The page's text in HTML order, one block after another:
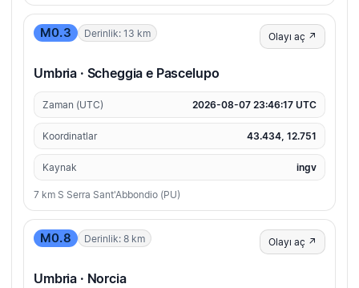
M0.3 Derinlik: 13 km Olayı aç ↗
Umbria · Scheggia e Pascelupo
Zaman (UTC) 2026-08-07 23:46:17 UTC
Koordinatlar 43.434, 12.751
Kaynak ingv
7 km S Serra Sant'Abbondio (PU)
M0.8 Derinlik: 8 km Olayı aç ↗
Umbria · Norcia